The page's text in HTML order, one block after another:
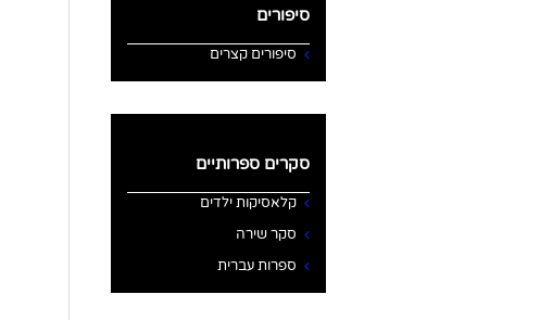
סיפורים
סיפורים קצרים
סקרים ספרותיים
קלאסיקות ילדים
סקר שירה
ספרות עברית